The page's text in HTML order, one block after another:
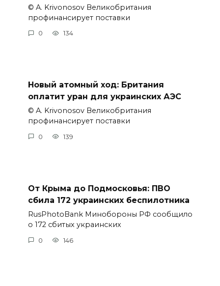
© A. Krivonosov Великобритания
профинансирует поставки
0 134
Новый атомный ход: Британия
оплатит уран для украинских АЭС
© A. Krivonosov Великобритания
профинансирует поставки
0 139
От Крыма до Подмосковья: ПВО
сбила 172 украинских беспилотника
RusPhotoBank Минобороны РФ сообщило
о 172 сбитых украинских
0 146